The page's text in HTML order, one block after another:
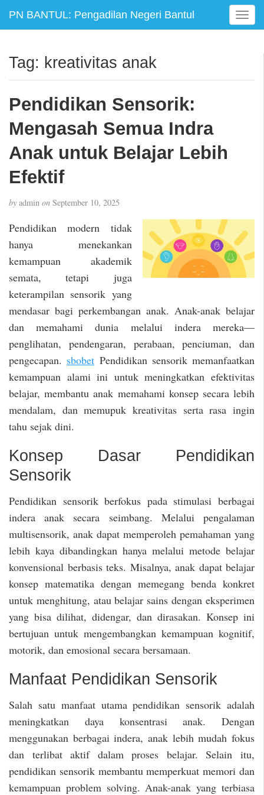
PN BANTUL: Pengadilan Negeri Bantul
T
o
e
Tag: kreativitas anak
Pendidikan Sensorik:
Mengasah Semua Indra
Anak untuk Belajar Lebih
Efektif
by admin on September 10, 2025
Pendidikan modern tidak
hanya menekankan
kemampuan akademik
semata, tetapi juga
keterampilan sensorik yang
mendasar bagi perkembangan anak. Anak-anak belajar
dan memahami dunia melalui indera mereka—
penglihatan, pendengaran, perabaan, penciuman, dan
pengecapan. sbobet Pendidikan sensorik memanfaatkan
kemampuan alami ini untuk meningkatkan efektivitas
belajar, membantu anak memahami konsep secara lebih
mendalam, dan memupuk kreativitas serta rasa ingin
tahu sejak dini.
Konsep Dasar Pendidikan
Sensorik
Pendidikan sensorik berfokus pada stimulasi berbagai
indera anak secara seimbang. Melalui pengalaman
multisensorik, anak dapat memperoleh pemahaman yang
lebih kaya dibandingkan hanya melalui metode belajar
konvensional berbasis teks. Misalnya, anak dapat belajar
konsep matematika dengan memegang benda konkret
untuk menghitung, atau belajar sains dengan eksperimen
yang bisa dilihat, didengar, dan dirasakan. Konsep ini
bertujuan untuk mengembangkan kemampuan kognitif,
motorik, dan emosional secara bersamaan.
Manfaat Pendidikan Sensorik
Salah satu manfaat utama pendidikan sensorik adalah
meningkatkan daya konsentrasi anak. Dengan
menggunakan berbagai indera, anak lebih mudah fokus
dan terlibat aktif dalam proses belajar. Selain itu,
pendidikan sensorik membantu memperkuat memori dan
kemampuan problem solving. Anak-anak yang terbiasa